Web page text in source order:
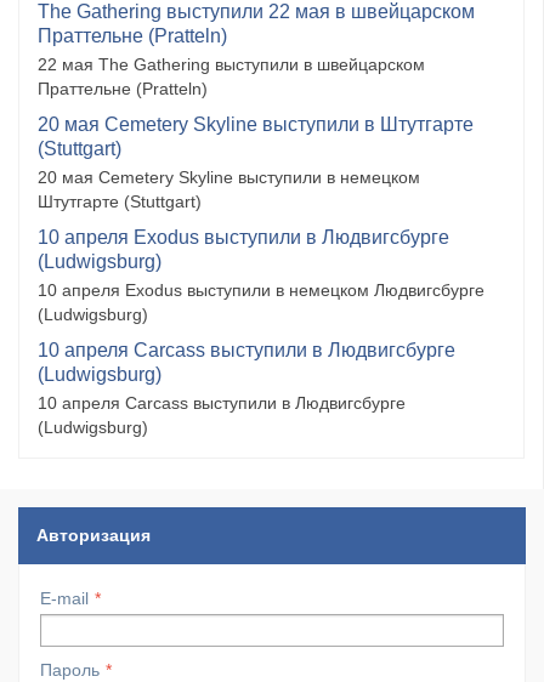
The Gathering выступили 22 мая в швейцарском
Праттельне (Pratteln)
22 мая The Gathering выступили в швейцарском
Праттельне (Pratteln)
20 мая Cemetery Skyline выступили в Штутгарте
(Stuttgart)
20 мая Cemetery Skyline выступили в немецком
Штутгарте (Stuttgart)
10 апреля Exodus выступили в Людвигсбурге
(Ludwigsburg)
10 апреля Exodus выступили в немецком Людвигсбурге
(Ludwigsburg)
10 апреля Carcass выступили в Людвигсбурге
(Ludwigsburg)
10 апреля Carcass выступили в Людвигсбурге
(Ludwigsburg)
Авторизация
E-mail
Пароль